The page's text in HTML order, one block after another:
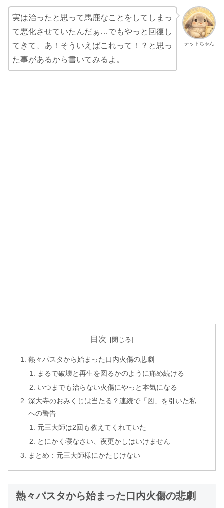
テッドちゃん
実は治ったと思って馬鹿なことをしてしまっ
て悪化させていたんだぁ…でもやっと回復し
てきて、あ！そういえばこれって！？と思っ
た事があるから書いてみるよ。
目次
熱々パスタから始まった口内火傷の悲劇
まるで破壊と再生を図るかのように痛め続ける
いつまでも治らない火傷にやっと本気になる
深大寺のおみくじは当たる？連続で「凶」を引いた私
への警告
元三大師は2回も教えてくれていた
とにかく寝なさい、夜更かしはいけません
まとめ：元三大師様にかたじけない
熱々パスタから始まった口内火傷の悲劇